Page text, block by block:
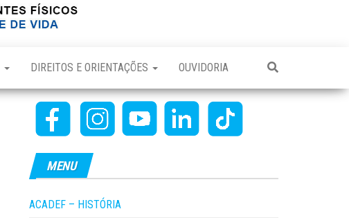
DIREITOS E ORIENTAÇÕES OUVIDORIA
MENU
ACADEF – HISTÓRIA